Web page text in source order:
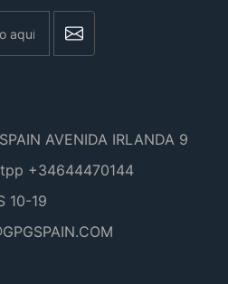
AVENIDA IRLANDA 9
+34644470144
10-19